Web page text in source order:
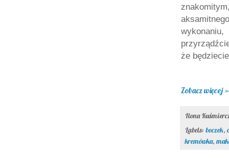
że
Zobacz więcej »
Ilona
Labels: boczek,
kremówka,